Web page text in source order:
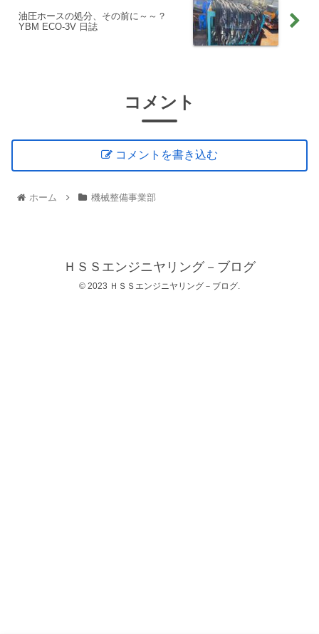
油圧ホースの処分、その前に～～？
YBM ECO-3V 日誌
コメント
コメントを書き込む
ホーム 機械整備事業部
ＨＳＳエンジニヤリング－ブログ
© 2023 ＨＳＳエンジニヤリング－ブログ.